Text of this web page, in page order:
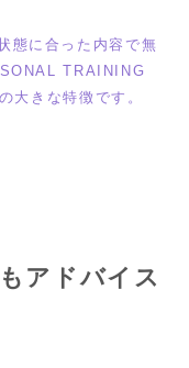
態に合った内容で無
TRAINING
大きな特徴です。
アドバイス